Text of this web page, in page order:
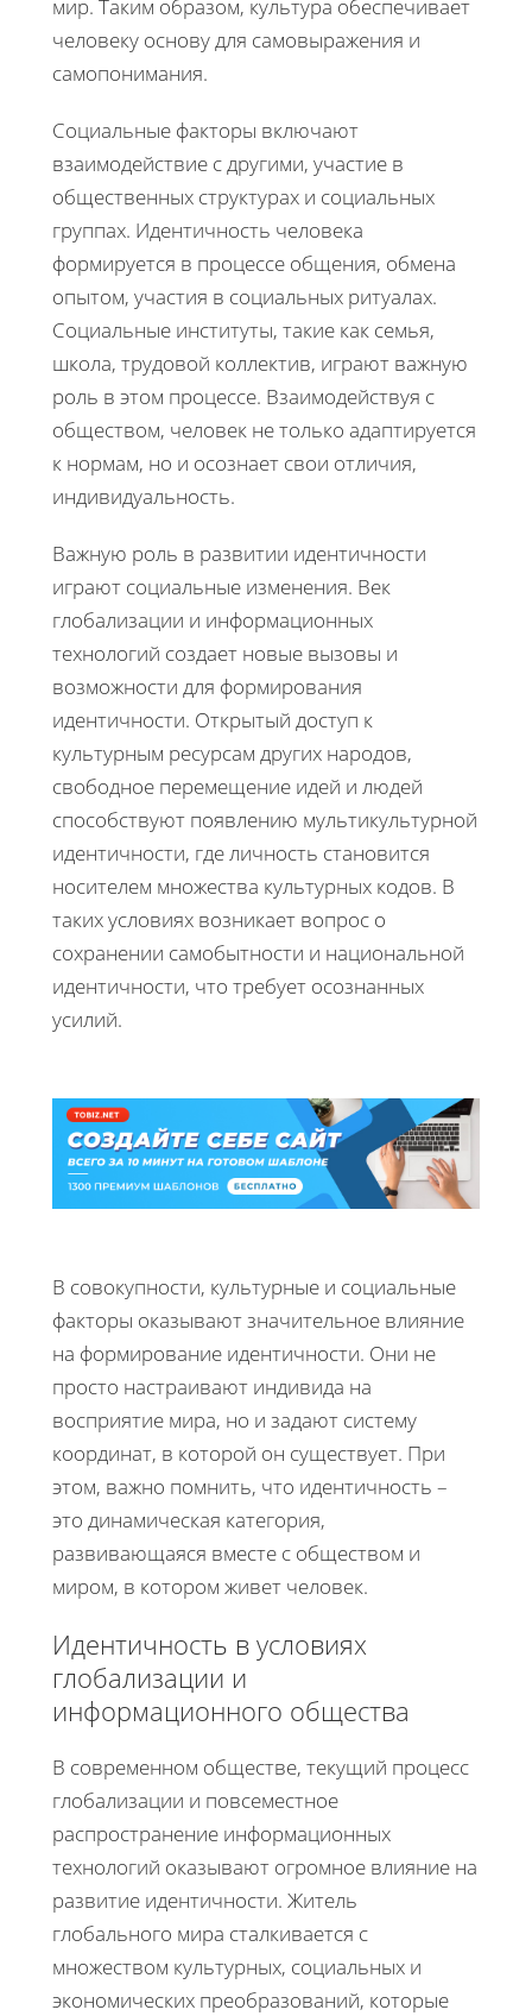
мир. Таким образом, культура обеспечивает
человеку основу для самовыражения и
самопонимания.
Социальные факторы включают
взаимодействие с другими, участие в
общественных структурах и социальных
группах. Идентичность человека
формируется в процессе общения, обмена
опытом, участия в социальных ритуалах.
Социальные институты, такие как семья,
школа, трудовой коллектив, играют важную
роль в этом процессе. Взаимодействуя с
обществом, человек не только адаптируется
к нормам, но и осознает свои отличия,
индивидуальность.
Важную роль в развитии идентичности
играют социальные изменения. Век
глобализации и информационных
технологий создает новые вызовы и
возможности для формирования
идентичности. Открытый доступ к
культурным ресурсам других народов,
свободное перемещение идей и людей
способствуют появлению мультикультурной
идентичности, где личность становится
носителем множества культурных кодов. В
таких условиях возникает вопрос о
сохранении самобытности и национальной
идентичности, что требует осознанных
усилий.
В совокупности, культурные и социальные
факторы оказывают значительное влияние
на формирование идентичности. Они не
просто настраивают индивида на
восприятие мира, но и задают систему
координат, в которой он существует. При
этом, важно помнить, что идентичность –
это динамическая категория,
развивающаяся вместе с обществом и
миром, в котором живет человек.
Идентичность в условиях
глобализации и
информационного общества
В современном обществе, текущий процесс
глобализации и повсеместное
распространение информационных
технологий оказывают огромное влияние на
развитие идентичности. Житель
глобального мира сталкивается с
множеством культурных, социальных и
экономических преобразований, которые